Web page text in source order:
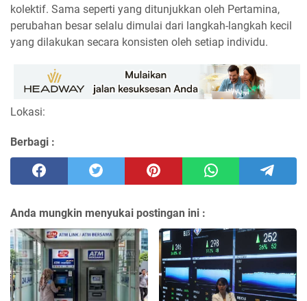
kolektif. Sama seperti yang ditunjukkan oleh Pertamina,
perubahan besar selalu dimulai dari langkah-langkah kecil
yang dilakukan secara konsisten oleh setiap individu.
Lokasi:
Berbagi :
Anda mungkin menyukai postingan ini :